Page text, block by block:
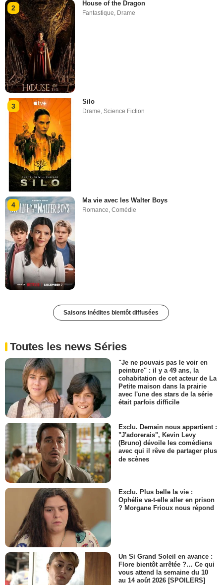
2
House of the Dragon
Fantastique, Drame
3
Silo
Drame,Science Fiction
4
Ma vie avec les Walter Boys
Romance ,Comédie
Saisons inédites bientôt diffusées
Toutes les news Séries
"Je ne pouvais pas le voir en
peinture" : il y a 49 ans, la
cohabitation de cet acteur de La
Petite maison dans la prairie
avec l'une des stars de la série
était parfois difficile
Exclu. Demain nous appartient :
"J'adorerais", Kevin Levy
(Bruno) dévoile les comédiens
avec qui il rêve de partager plus
de scènes
Exclu. Plus belle la vie :
Ophélie va-t-elle aller en prison
? Morgane Frioux nous répond
Un Si Grand Soleil en avance :
Flore bientôt arrêtée ?… Ce qui
vous attend la semaine du 10
au 14 août 2026 [SPOILERS]